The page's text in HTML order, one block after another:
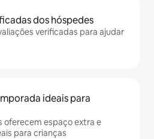
dos hóspedes
verificadas para ajudar
ideais para
oferecem espaço extra e
para crianças